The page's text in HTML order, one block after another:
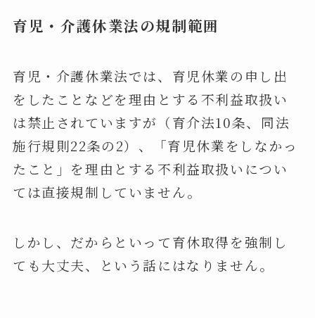
育児・介護休業法の規制範囲
育児・介護休業法では、育児休業の申し出
をしたことなどを理由とする不利益取扱い
は禁止されていますが（育介法10条、同法
施行規則22条の2）、「育児休業をしなかっ
たこと」を理由とする不利益取扱いについ
ては直接規制していません。
しかし、だからといって育休取得を強制し
ても大丈夫、という話にはなりません。